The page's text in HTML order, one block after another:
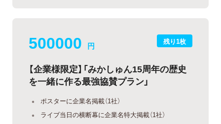
残り1枚
500000 円
【企業様限定】「みかしゅん15周年の歴史
を一緒に作る最強協賛プラン」
ポスターに企業名掲載（1社）
ライブ当日の横断幕に企業名特大掲載（1社）